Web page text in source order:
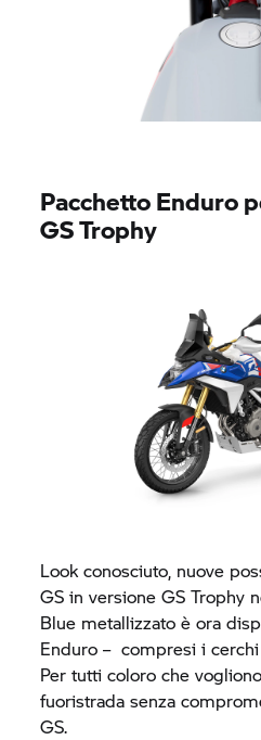
Pacchetto Enduro
GS Trophy
Look conosciuto, nuove
GS in versioneGS Trophy
Blue metallizzato è ora
Enduro – compresi i
Per tutti coloro che
fuoristrada senza
GS.